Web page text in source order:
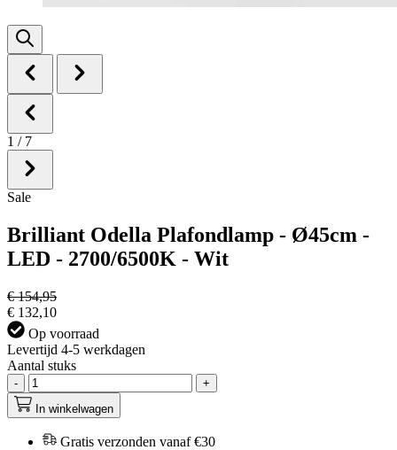
1 / 7
Sale
Brilliant Odella Plafondlamp - Ø45cm -
LED - 2700/6500K - Wit
€ 154,95
€ 132,10
Op voorraad
Levertijd 4-5 werkdagen
Aantal stuks
-
+
In winkelwagen
Gratis verzonden vanaf €30